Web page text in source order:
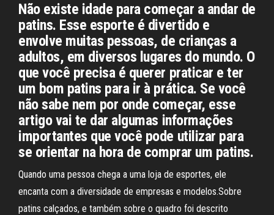
Não existe idade para começar a andar de
patins. Esse esporte é divertido e
envolve muitas pessoas, de crianças a
adultos, em diversos lugares do mundo. O
que você precisa é querer praticar e ter
um bom patins para ir à prática. Se você
não sabe nem por onde começar, esse
artigo vai te dar algumas informações
importantes que você pode utilizar para
se orientar na hora de comprar um patins.
Quando uma pessoa chega a uma loja de esportes, ele
encanta com a diversidade de empresas e modelos.Sobre
patins calçados, e também sobre o quadro foi descrito